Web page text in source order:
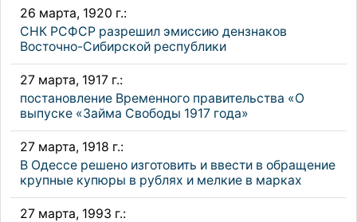
26 марта, 1920 г.:
СНК РСФСР разрешил эмиссию дензнаков
Восточно-Сибирской республики
27 марта, 1917 г.:
постановление Временного правительства «О
выпуске «Займа Свободы 1917 года»
27 марта, 1918 г.:
В Одессе решено изготовить и ввести в обращение
крупные купюры в рублях и мелкие в марках
27 марта, 1993 г.: